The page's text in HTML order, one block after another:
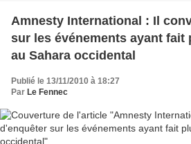
Amnesty International : Il
sur les événements ayant fait
au Sahara occidental
Publié le 13/11/2010 à 18:27
Par Le Fennec